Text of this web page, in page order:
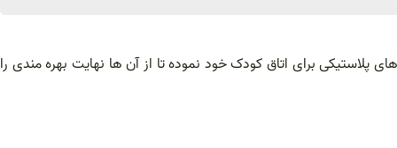
پلاستیکی برای اتاق کودک خود نموده تا از آن ها نهایت بهره مندی را